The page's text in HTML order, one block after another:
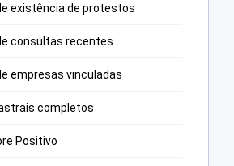
existência de protestos
consultas recentes
empresas vinculadas
completos
Positivo